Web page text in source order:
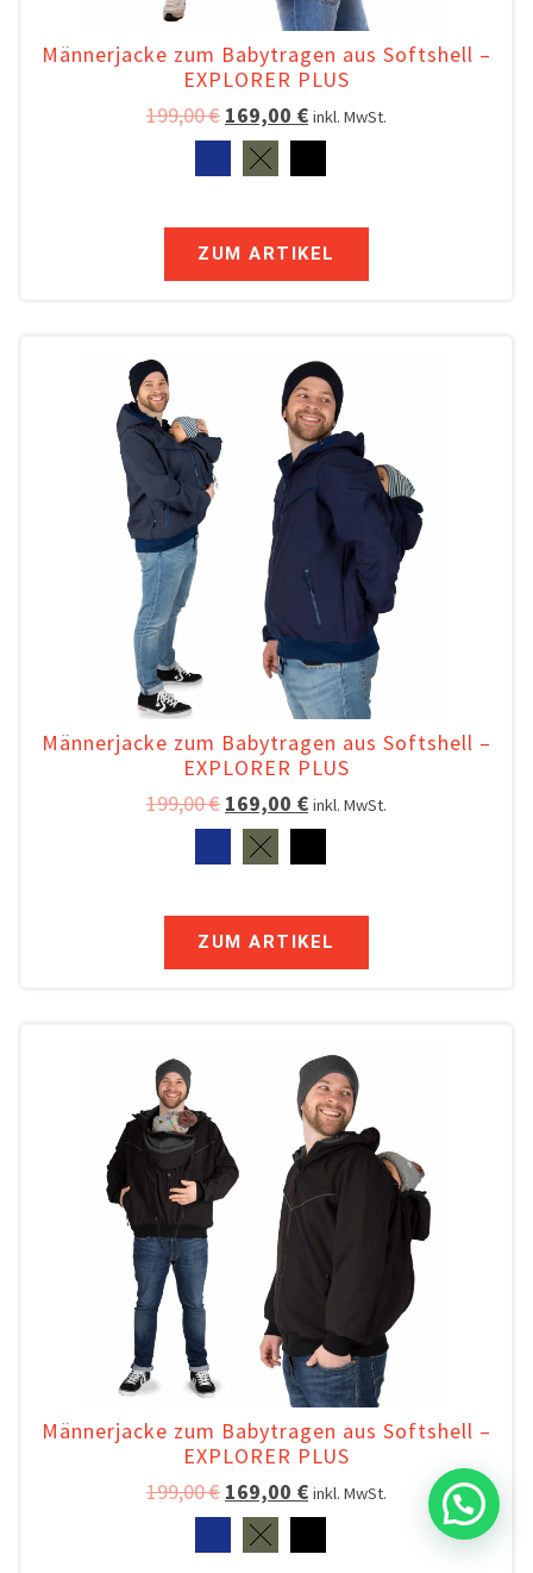
Männerjacke zum Babytragen aus Softshell –
EXPLORER PLUS
199,00€ 169,00 € inkl. MwSt.
ZUM ARTIKEL
Männerjacke zum Babytragen aus Softshell –
EXPLORER PLUS
199,00€ 169,00 € inkl. MwSt.
ZUM ARTIKEL
Männerjacke zum Babytragen aus Softshell –
EXPLORER PLUS
199,00€ 169,00 € inkl. MwSt.